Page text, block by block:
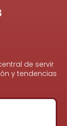
de servir
y tendencias